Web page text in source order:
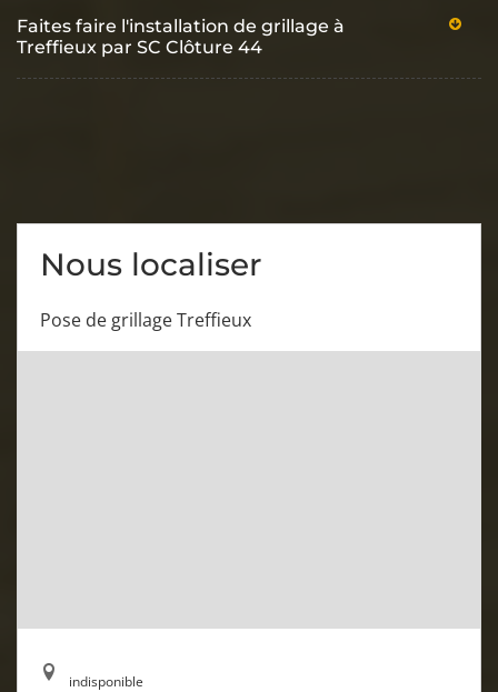
Faites faire l'installation de grillage à
Treffieux par SC Clôture 44
Nous localiser
Pose de grillage Treffieux
indisponible